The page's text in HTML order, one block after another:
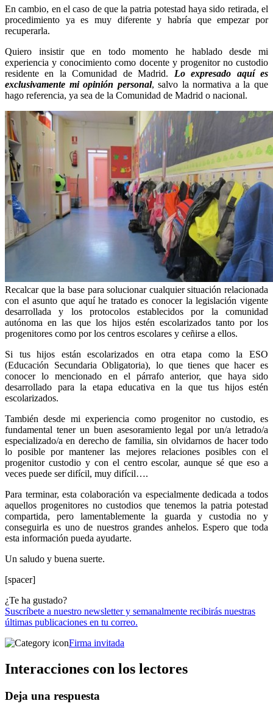
En cambio, en el caso de que la patria potestad haya sido retirada, el
procedimiento ya es muy diferente y habría que empezar por
recuperarla.
Quiero insistir que en todo momento he hablado desde mi
experiencia y conocimiento como docente y progenitor no custodio
residente en la Comunidad de Madrid. Lo expresado aquí es
exclusivamente mi opinión personal, salvo la normativa a la que
hago referencia, ya sea de la Comunidad de Madrid o nacional.
Recalcar que la base para solucionar cualquier situación relacionada
con el asunto que aquí he tratado es conocer la legislación vigente
desarrollada y los protocolos establecidos por la comunidad
autónoma en las que los hijos estén escolarizados tanto por los
progenitores como por los centros escolares y ceñirse a ellos.
Si tus hijos están escolarizados en otra etapa como la ESO
(Educación Secundaria Obligatoria), lo que tienes que hacer es
conocer lo mencionado en el párrafo anterior, que haya sido
desarrollado para la etapa educativa en la que tus hijos estén
escolarizados.
También desde mi experiencia como progenitor no custodio, es
fundamental tener un buen asesoramiento legal por un/a letrado/a
especializado/a en derecho de familia, sin olvidarnos de hacer todo
lo posible por mantener las mejores relaciones posibles con el
progenitor custodio y con el centro escolar, aunque sé que eso a
veces puede ser difícil, muy difícil….
Para terminar, esta colaboración va especialmente dedicada a todos
aquellos progenitores no custodios que tenemos la patria potestad
compartida, pero lamentablemente la guarda y custodia no y
conseguirla es uno de nuestros grandes anhelos. Espero que toda
esta información pueda ayudarte.
Un saludo y buena suerte.
[spacer]
¿Te ha gustado?
Suscríbete a nuestro newsletter y semanalmente recibirás nuestras
últimas publicaciones en tu correo.
Firma invitada
Interacciones con los lectores
Deja una respuesta